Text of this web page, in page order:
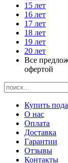
15 лет
16 лет
17 лет
18 лет
19 лет
20 лет
Все
офертой
Купить
О нас
Оплата
Доставка
Гарантии
Отзывы
Контакты